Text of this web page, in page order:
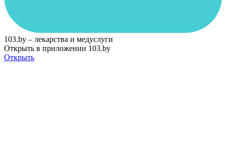
103.by – лекарства и медуслуги
Открыть в приложении 103.by
Открыть